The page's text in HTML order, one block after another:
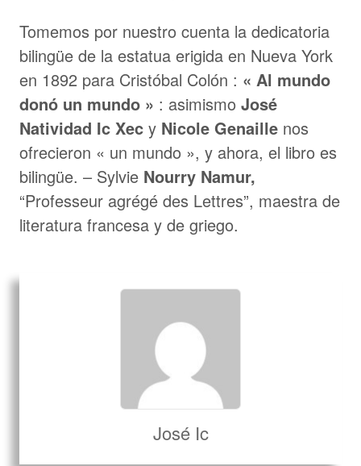
Tomemos por nuestro cuenta la dedicatoria
bilingüe de la estatua erigida en Nueva York
en 1892 para Cristóbal Colón : « Al mundo
donó un mundo » : asimismo José
Natividad Ic Xec y Nicole Genaille nos
ofrecieron « un mundo », y ahora, el libro es
bilingüe. – Sylvie Nourry Namur,
“Professeur agrégé des Lettres”, maestra de
literatura francesa y de griego.
José Ic